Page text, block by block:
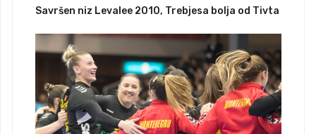
Savršen niz Levalee 2010, Trebjesa bolja od Tivta